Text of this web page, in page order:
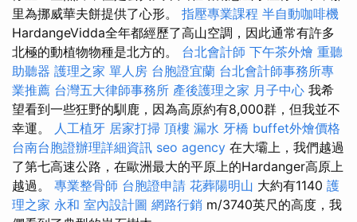
里為挪威華夫餅提供了心形。 指壓專業課程 半自動咖啡機
HardangeVidda全年都經歷了高山空調，因此通常有許多
北極的動植物物種是北方的。 台北會計師 下午茶外燴 重聽
助聽器 護理之家 單人房 台胞證宜蘭 台北會計師事務所專
業推薦 台灣五大律師事務所 產後護理之家 月子中心 我希
望看到一些狂野的馴鹿，因為高原約有8,000群，但我並不
幸運。 人工植牙 居家打掃 頂樓 漏水 牙橋 buffet外燴價格
台南台胞證辦理詳細資訊 seo agency 在大壩上，我們越過
了第七高速公路，在歐洲最大的平原上的Hardanger高原上
越過。 專業整骨師 台胞證申請 花葬陽明山 大約有1140 護
理之家 永和 室內設計圖 網路行銷 m/3740英尺的高度，我